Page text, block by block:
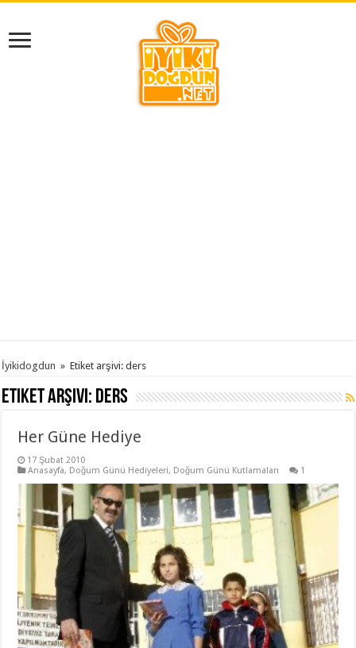
İyikidogdun » Etiket arşivi: ders
Etiket arşivi: ders
Her Güne Hediye
17 Şubat 2010
Anasayfa, Doğum Günü Hediyeleri, Doğum Günü Kutlamaları 1